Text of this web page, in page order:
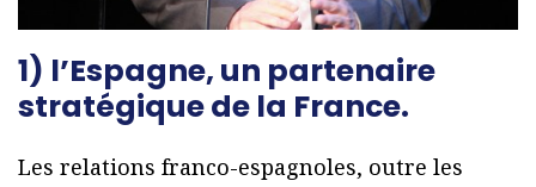
1) l’Espagne, un partenaire
stratégique de la France.
Les relations franco-espagnoles, outre les